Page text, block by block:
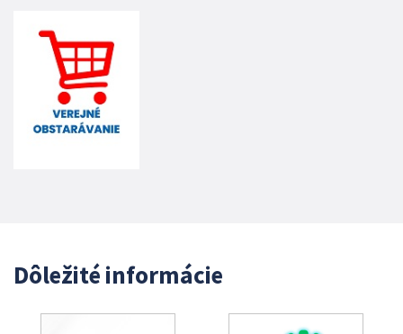
Dôležité informácie